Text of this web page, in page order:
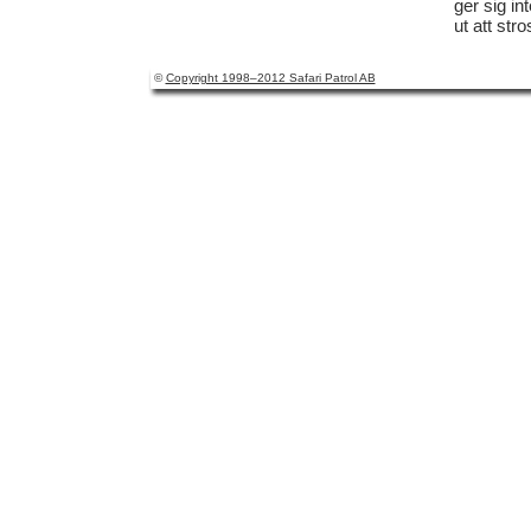
ger sig
ut att
©Copyright 1998–2012 Safari Patrol AB